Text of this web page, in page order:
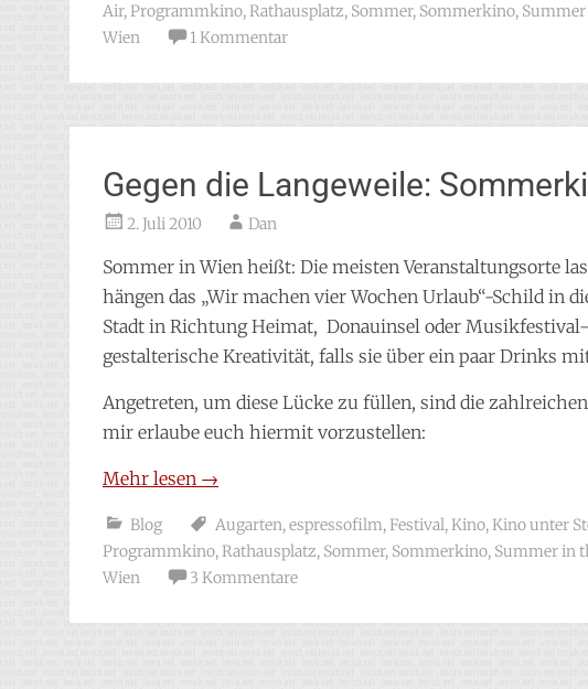
Air,Programmkino,Rathausplatz, Sommer, Sommerkino,
Wien
1 Kommentar
Gegen die Langeweile:
2. Juli 2010 Dan
Sommer in Wien heißt: Die meisten Veranstaltungsorte
hängen das „Wir machen vier Wochen Urlaub“-Schild in
Stadt in Richtung Heimat, Donauinsel oder
gestalterische Kreativität, falls sie über ein paar Drinks
Angetreten, um diese Lücke zu füllen, sind die
mir erlaube euch hiermit vorzustellen:
Mehr lesen →
Blog Augarten,espressofilm, Festival,Kino,Kino unter
Programmkino,Rathausplatz, Sommer, Sommerkino, Summer in
Wien
3 Kommentare